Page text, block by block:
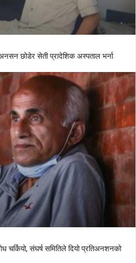
अनसन छोडेर सेती प्रादेशिक अस्पताल भर्ना
चर्कियो, संघर्ष समितिले दियो प्रतिअनशनको